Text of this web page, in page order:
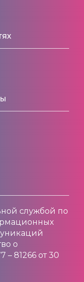
службой по
о
81266 от 30